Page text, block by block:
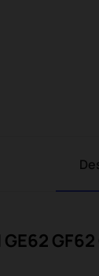
GF62